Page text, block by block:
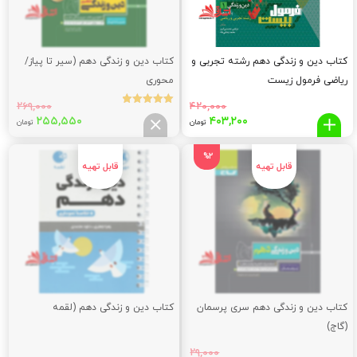
کتاب دین و زندگی دهم رشته تجربی و
ریاضی فرمول زیست
۴۲۰,۰۰۰
قیمت
اصلی:
۴۲۰,۰۰۰
تومان
بود.
۴۰۳,۲۰۰ تومانقیمت
فعلی:
کتاب دین و زندگی دهم (سیر تا پیاز/
محوری
نمره
5.00
۲۶۹,۰۰۰
قیمت
۲۶۹,۰۰۰
تومان
بود.
۲۵۵,۵۵۰ تومان
کتاب دین و زندگی دهم سری پرسمان
(گاج)
۲۹,۰۰۰
کتاب دین و زندگی دهم (لقمه